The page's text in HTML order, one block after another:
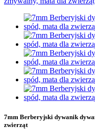
7mm Berberyjski dywanik
zwierząt